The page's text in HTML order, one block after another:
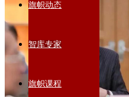
旗帜动态
智库专家
旗帜课程